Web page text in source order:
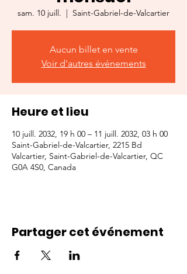
sam. 10 juill.
  |
Saint-Gabriel-de-Valcartier
Aucun billet en vente
Voir d'autres événements
Heure et lieu
10 juill. 2032, 19 h 00 – 11 juill. 2032, 03 h 00
Saint-Gabriel-de-Valcartier, 2215 Bd
Valcartier, Saint-Gabriel-de-Valcartier, QC
G0A 4S0, Canada
Partager cet événement